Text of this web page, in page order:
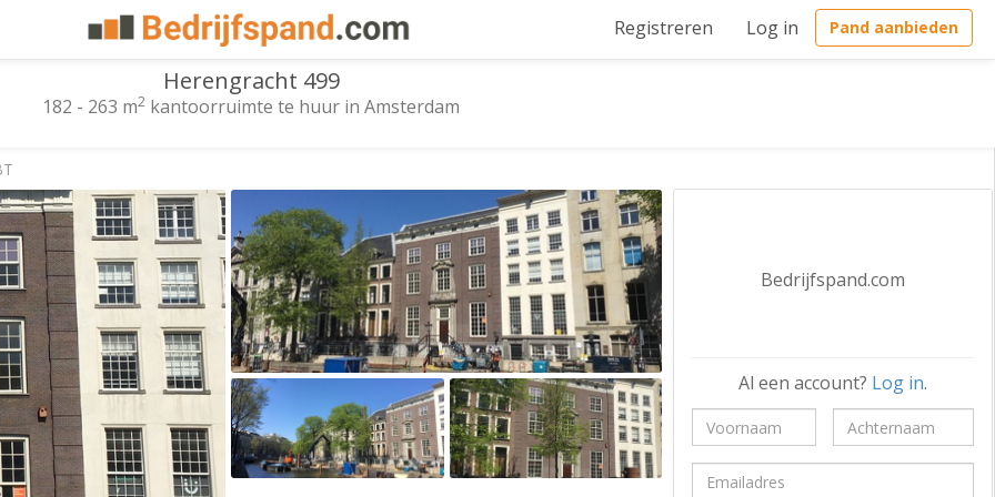
Registreren Log in Pand aanbieden
Herengracht 499
182 - 263 m2 kantoorruimte te huur in Amsterdam
Bedrijfspand.com
Al een account? Log in.